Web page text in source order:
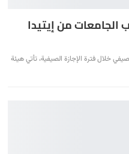
الجامعات من إيتيدا
خلال فترة الإجازة الصيفية، تأتي هيئة